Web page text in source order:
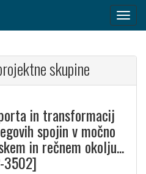
skupine
in transformacij
spojin v močno
in rečnem okolju...
3502]